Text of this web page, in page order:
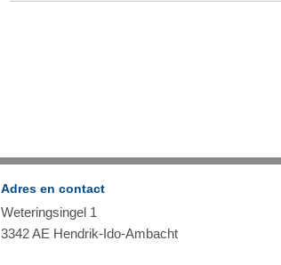
Adres en contact
Weteringsingel 1
3342 AE Hendrik-Ido-Ambacht